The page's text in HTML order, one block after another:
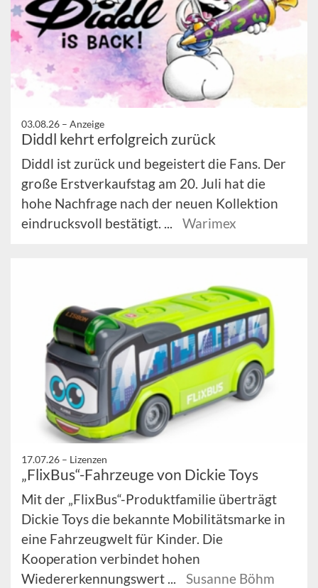
03.08.26 – Anzeige
Diddl kehrt erfolgreich zurück
Diddl ist zurück und begeistert die Fans. Der
große Erstverkaufstag am 20. Juli hat die
hohe Nachfrage nach der neuen Kollektion
eindrucksvoll bestätigt. ...
Warimex
17.07.26 – Lizenzen
„FlixBus“-Fahrzeuge von Dickie Toys
Mit der „FlixBus“-Produktfamilie überträgt
Dickie Toys die bekannte Mobilitätsmarke in
eine Fahrzeugwelt für Kinder. Die
Kooperation verbindet hohen
Wiedererkennungswert ...
Susanne Böhm